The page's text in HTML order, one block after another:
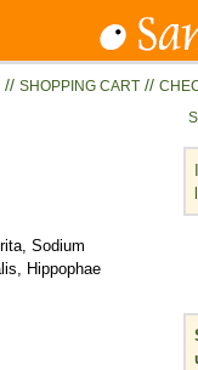
// SHOPPING CART //
Sodium
Hippophae